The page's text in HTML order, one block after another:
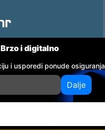
Brzo i digitalno
i usporedi ponude osiguranja
Dalje